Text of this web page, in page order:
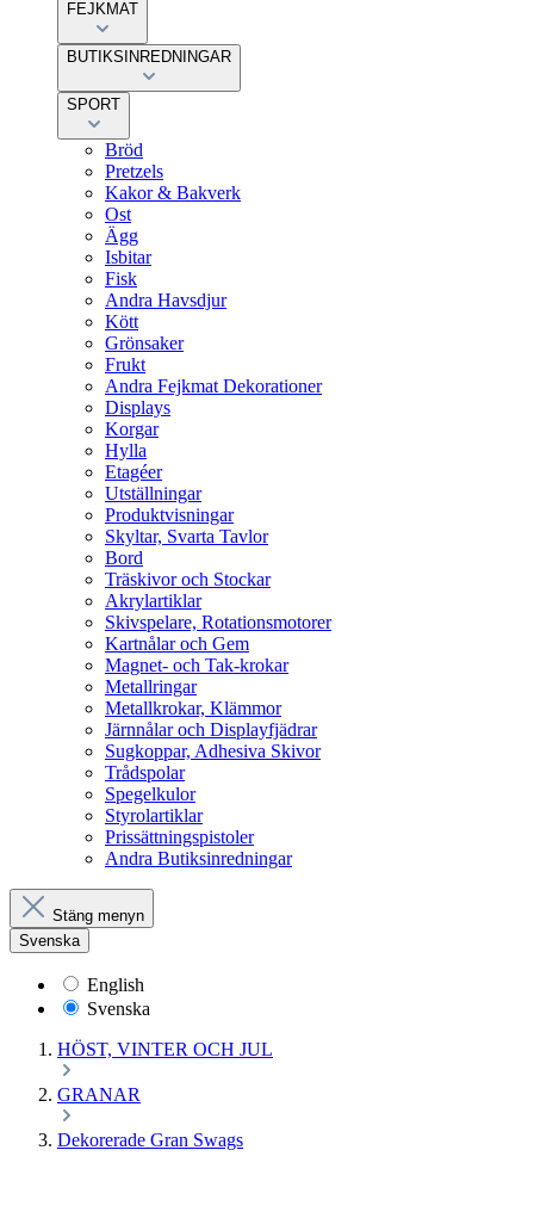
FEJKMAT
BUTIKSINREDNINGAR
SPORT
Bröd
Pretzels
Kakor & Bakverk
Ost
Ägg
Isbitar
Fisk
Andra Havsdjur
Kött
Grönsaker
Frukt
Andra Fejkmat Dekorationer
Displays
Korgar
Hylla
Etagéer
Utställningar
Produktvisningar
Skyltar, Svarta Tavlor
Bord
Träskivor och Stockar
Akrylartiklar
Skivspelare, Rotationsmotorer
Kartnålar och Gem
Magnet- och Tak-krokar
Metallringar
Metallkrokar, Klämmor
Järnnålar och Displayfjädrar
Sugkoppar, Adhesiva Skivor
Trådspolar
Spegelkulor
Styrolartiklar
Prissättningspistoler
Andra Butiksinredningar
Stäng menyn
Svenska
English
Svenska
HÖST, VINTER OCH JUL
GRANAR
Dekorerade Gran Swags